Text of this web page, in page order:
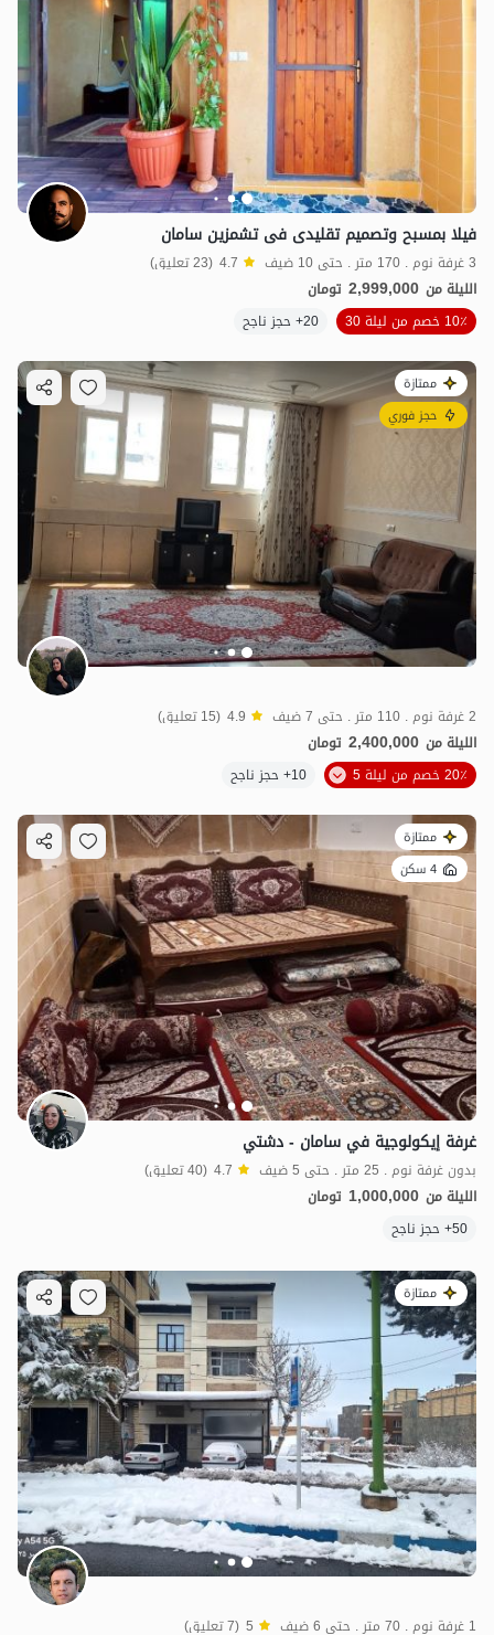
فیلا بمسبح وتصمیم تقلیدی فی تشمزین سامان
3 غرفة نوم . 170 متر . حتى 10 ضيف 4.7 (23 تعليق)
الليلة من 2,999,000 تومان
10٪ خصم من ليلة 30
20+ حجز ناجح
ممتازة
حجز فوري
2 غرفة نوم . 110 متر . حتى 7 ضيف 4.9 (15 تعليق)
الليلة من 2,400,000 تومان
20٪ خصم من ليلة 5
10+ حجز ناجح
ممتازة
4 سكن
غرفة إيكولوجية في سامان - دشتي
بدون غرفة نوم . 25 متر . حتى 5 ضيف 4.7 (40 تعليق)
الليلة من 1,000,000 تومان
50+ حجز ناجح
ممتازة
1 غرفة نوم . 70 متر . حتى 6 ضيف 5 (7 تعليق)